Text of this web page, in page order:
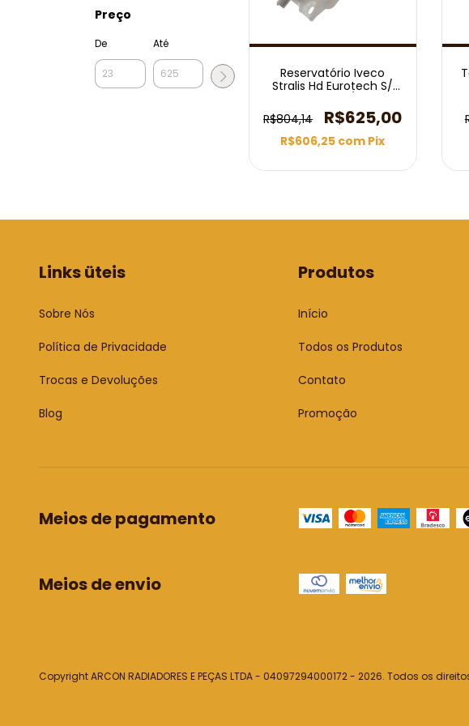
Preço
De Até
Reservatório Iveco
Stralis Hd Eurotech S/
R$804,14
R$625,00
R$606,25 com Pix
Links üteis
Sobre Nós
Política de Privacidade
Trocas e Devoluções
Blog
Produtos
Início
Todos os Produtos
Contato
Promoção
Meios de pagamento
Meios de envio
Copyright ARCON RADIADORES E PEÇAS LTDA - 04097294000172 - 2026. Todos os